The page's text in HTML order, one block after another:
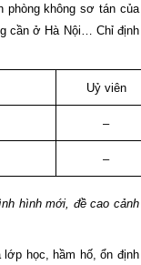
phòng không sơ tán của
cần ở Hà Nội… Chỉ định
Uỷ viên
–
–
hình mới, đề cao cảnh
học, hầm hố, ổn định